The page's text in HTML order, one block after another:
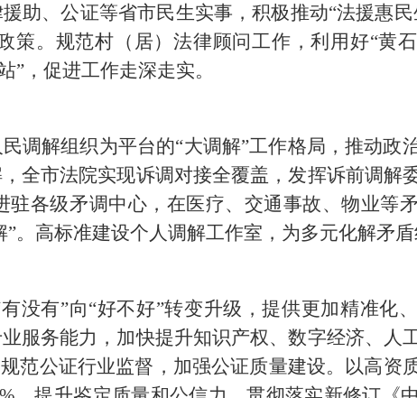
助、公证等省市民生实事，积极推动“法援惠民
策。规范村（居）法律顾问工作，利用好“黄
”，促进工作走深走实。
调解组织为平台的“大调解”工作格局，推动政
全市法院实现诉调对接全覆盖，发挥诉前调解
各级矛调中心，在医疗、交通事故、物业等
高标准建设个人调解工作室，为多元化解矛盾
没有”向“好不好”转变升级，提供更加精准化
服务能力，加快提升知识产权、数字经济、人
范公证行业监督，加强公证质量建设。以高资